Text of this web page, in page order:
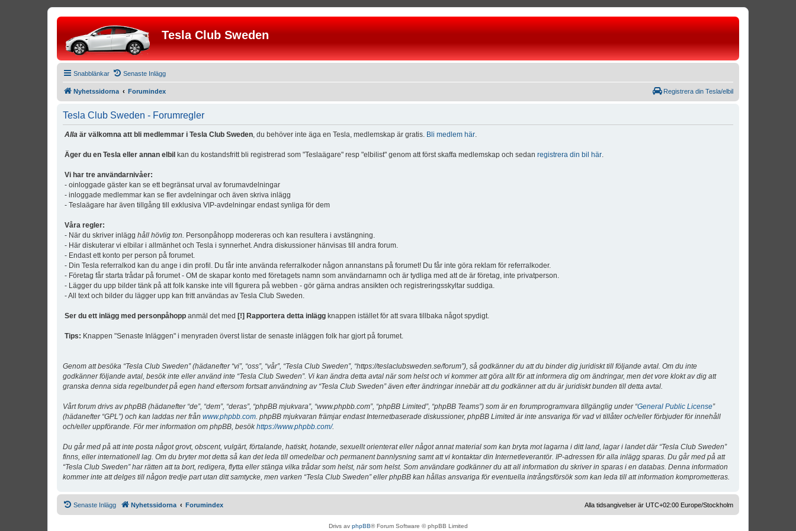
Tesla Club Sweden
Snabblänkar Senaste Inlägg
Nyhetssidorna Forumindex Registrera din Tesla/elbil
Tesla Club Sweden - Forumregler
Alla är välkomna att bli medlemmar i Tesla Club Sweden, du behöver inte äga en Tesla, medlemskap är gratis. Bli medlem här.
Äger du en Tesla eller annan elbil kan du kostandsfritt bli registrerad som "Teslaägare" resp "elbilist" genom att först skaffa medlemskap och sedan registrera din bil här.
Vi har tre användarnivåer:
- oinloggade gäster kan se ett begränsat urval av forumavdelningar
- inloggade medlemmar kan se fler avdelningar och även skriva inlägg
- Teslaägare har även tillgång till exklusiva VIP-avdelningar endast synliga för dem
Våra regler:
- När du skriver inlägg håll hövlig ton. Personpåhopp modereras och kan resultera i avstängning.
- Här diskuterar vi elbilar i allmänhet och Tesla i synnerhet. Andra diskussioner hänvisas till andra forum.
- Endast ett konto per person på forumet.
- Din Tesla referralkod kan du ange i din profil. Du får inte använda referralkoder någon annanstans på forumet! Du får inte göra reklam för referralkoder.
- Företag får starta trådar på forumet - OM de skapar konto med företagets namn som användarnamn och är tydliga med att de är företag, inte privatperson.
- Lägger du upp bilder tänk på att folk kanske inte vill figurera på webben - gör gärna andras ansikten och registreringsskyltar suddiga.
- All text och bilder du lägger upp kan fritt användas av Tesla Club Sweden.
Ser du ett inlägg med personpåhopp anmäl det med [!] Rapportera detta inlägg knappen istället för att svara tillbaka något spydigt.
Tips: Knappen "Senaste Inläggen" i menyraden överst listar de senaste inläggen folk har gjort på forumet.
Genom att besöka “Tesla Club Sweden” (hädanefter “vi”, “oss”, “vår”, “Tesla Club Sweden”, “https://teslaclubsweden.se/forum”), så godkänner du att du binder dig juridiskt till följande avtal. Om du inte
godkänner följande avtal, besök inte eller använd inte “Tesla Club Sweden”. Vi kan ändra detta avtal när som helst och vi kommer att göra allt för att informera dig om ändringar, men det vore klokt av dig att
granska denna sida regelbundet på egen hand eftersom fortsatt användning av “Tesla Club Sweden” även efter ändringar innebär att du godkänner att du är juridiskt bunden till detta avtal.
Vårt forum drivs av phpBB (hädanefter “de”, “dem”, “deras”, “phpBB mjukvara”, “www.phpbb.com”, “phpBB Limited”, “phpBB Teams”) som är en forumprogramvara tillgänglig under “General Public License”
(hädanefter “GPL”) och kan laddas ner från www.phpbb.com. phpBB mjukvaran främjar endast Internetbaserade diskussioner, phpBB Limited är inte ansvariga för vad vi tillåter och/eller förbjuder för innehåll
och/eller uppförande. För mer information om phpBB, besökhttps://www.phpbb.com/.
Du går med på att inte posta något grovt, obscent, vulgärt, förtalande, hatiskt, hotande, sexuellt orienterat eller något annat material som kan bryta mot lagarna i ditt land, lagar i landet där “Tesla Club Sweden”
finns, eller internationell lag. Om du bryter mot detta så kan det leda till omedelbar och permanent bannlysning samt att vi kontaktar din Internetleverantör. IP-adressen för alla inlägg sparas. Du går med på att
“Tesla Club Sweden” har rätten att ta bort, redigera, flytta eller stänga vilka trådar som helst, när som helst. Som användare godkänner du att all information du skriver in sparas i en databas. Denna information
kommer inte att delges till någon tredje part utan ditt samtycke, men varken “Tesla Club Sweden” eller phpBB kan hållas ansvariga för eventuella intrångsförsök som kan leda till att information komprometteras.
Senaste Inlägg Nyhetssidorna Forumindex Alla tidsangivelser är UTC+02:00 Europe/Stockholm
Drivs av phpBB® Forum Software © phpBB Limited